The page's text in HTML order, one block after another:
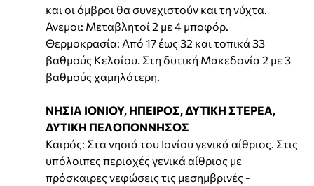
και οι όμβροι θα συνεχιστούν και τη νύχτα.
Ανεμοι: Μεταβλητοί 2 με 4 μποφόρ.
Θερμοκρασία: Από 17 έως 32 και τοπικά 33
βαθμούς Κελσίου. Στη δυτική Μακεδονία 2 με 3
βαθμούς χαμηλότερη.
ΝΗΣΙΑ ΙΟΝΙΟΥ, ΗΠΕΙΡΟΣ, ΔΥΤΙΚΗ ΣΤΕΡΕΑ,
ΔΥΤΙΚΗ ΠΕΛΟΠΟΝΝΗΣΟΣ
Καιρός: Στα νησιά του Ιονίου γενικά αίθριος. Στις
υπόλοιπες περιοχές γενικά αίθριος με
πρόσκαιρες νεφώσεις τις μεσημβρινές -